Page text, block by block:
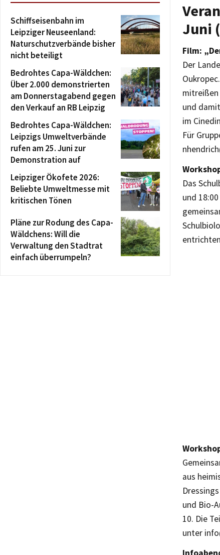
Juni
Film:
Der
mitreißen
und
im
Für
Das
und
aus
und Bio-
10. Die
unter
Schiffseisenbahn im
Leipziger Neuseenland:
Naturschutzverbände bisher
nicht beteiligt
Bedrohtes Capa-Wäldchen:
Über 2.000 demonstrierten
am Donnerstagabend gegen
den Verkauf an RB Leipzig
Bedrohtes Capa-Wäldchen:
Leipzigs Umweltverbände
rufen am 25. Juni zur
Demonstration auf
Leipziger Ökofete 2026:
Beliebte Umweltmesse mit
kritischen Tönen
Pläne zur Rodung des Capa-
Wäldchens: Will die
Verwaltung den Stadtrat
einfach überrumpeln?